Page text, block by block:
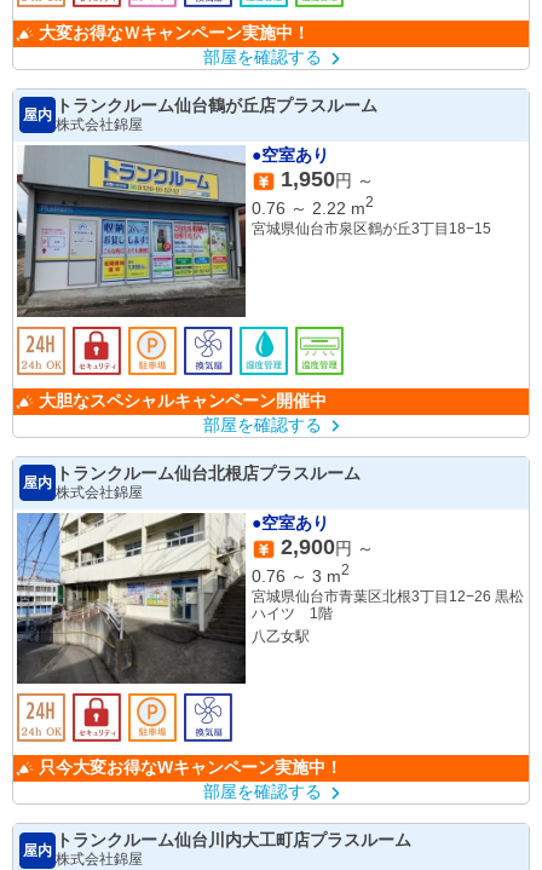
大変お得なＷキャンペーン実施中！
部屋を確認する
屋内
トランクルーム仙台鶴が丘店プラスルーム
株式会社錦屋
●空室あり
1,950円 ～
0.76 ～ 2.22 m2
宮城県仙台市泉区鶴が丘3丁目18−15
大胆なスペシャルキャンペーン開催中
部屋を確認する
屋内
トランクルーム仙台北根店プラスルーム
株式会社錦屋
●空室あり
2,900円 ～
0.76 ～ 3 m2
宮城県仙台市青葉区北根3丁目12−26 黒松
ハイツ 1階
八乙女駅
只今大変お得なWキャンペーン実施中！
部屋を確認する
屋内
トランクルーム仙台川内大工町店プラスルーム
株式会社錦屋